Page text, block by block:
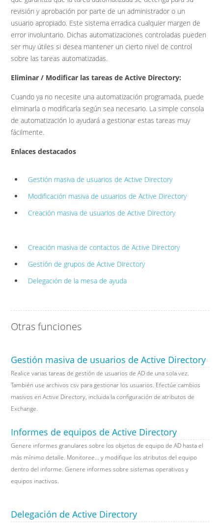
revisión y aprobación por parte de un administrador o un
usuario apropiado. Este sistema erradica cualquier margen de
error involuntario. Dichas automatizaciones controladas pueden
ser muy útiles si desea mantener un cierto nivel de control
sobre las tareas automatizadas.
Eliminar / Modificar las tareas de Active Directory:
Cuando ya no necesite una automatización programada, puede
eliminarla o modificarla según sea necesario. La simple consola
de automatización lo ayudará a gestionar estas tareas muy
fácilmente.
Enlaces destacados
Gestión masiva de usuarios de Active Directory
Modificación masiva de usuarios de Active Directory
Creación masiva de usuarios de Active Directory
Creación masiva de contactos de Active Directory
Gestión de grupos de Active Directory
Delegación de la mesa de ayuda
Otras funciones
Gestión masiva de usuarios de Active Directory
Realice varias tareas de gestión de usuarios de AD de una sola vez.
También use archivos csv para gestionar los usuarios. Efectúe cambios
masivos en Active Directory, incluida la configuración de atributos de
Exchange.
Informes de equipos de Active Directory
Genere informes granulares sobre los objetos de equipo de AD hasta el
más mínimo detalle. Monitoree... y modifique los atributos del equipo
dentro del informe. Genere informes sobre sistemas operativos y
equipos inactivos.
Delegación de Active Directory